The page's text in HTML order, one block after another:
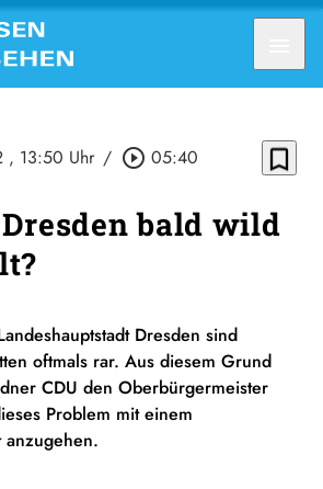
, 13:50 Uhr / play_circle_outline 05:40 bookmark_border
bald wild
Dresden sind
oftmals rar. Aus diesem Grund
CDU den Oberbürgermeister
Problem mit einem
anzugehen.